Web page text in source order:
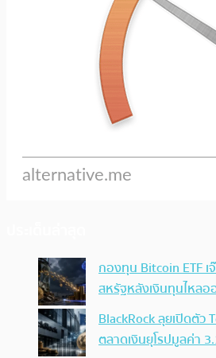
กองทุน Bitcoin ETF เ
สหรัฐหลังเงินทุนไหลอ
BlackRock ลุยเปิดตัว
ตลาดเงินยุโรปมูลค่า